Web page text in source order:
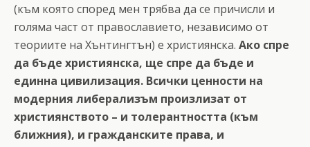
(към която според мен трябва да се причисли и
голяма част от православието, независимо от
теориите на Хънтингтън) е християнска. Ако спре
да бъде християнска, ще спре да бъде и
единна цивилизация. Всички ценности на
модерния либерализъм произлизат от
християнството – и толерантността (към
ближния), и гражданските права, и